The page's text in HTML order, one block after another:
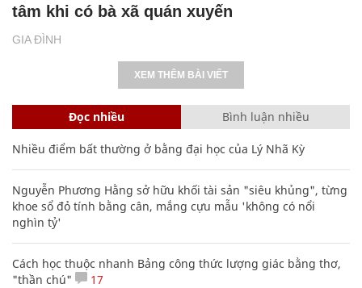
GIA ĐÌNH
tâm khi có bà xã quán xuyến
XEM THÊM BÀI VIẾT
Đọc nhiều Bình luận nhiều
Nhiều điểm bất thường ở bằng đại học của Lý Nhã Kỳ
Nguyễn Phương Hằng sở hữu khối tài sản "siêu khủng", từng
khoe sổ đỏ tính bằng cân, mắng cựu mẫu 'không có nổi
nghìn tỷ'
Cách học thuộc nhanh Bảng công thức lượng giác bằng thơ,
"thần chú"
17